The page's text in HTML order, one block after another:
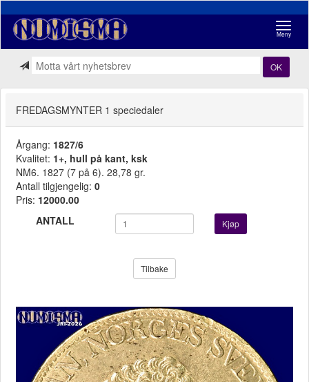
Meny
OK
FREDAGSMYNTER 1 speciedaler
Årgang: 1827/6
Kvalitet: 1+, hull på kant, ksk
NM6. 1827 (7 på 6). 28,78 gr.
Antall tilgjengelig: 0
Pris: 12000.00
ANTALL
Kjøp
Tilbake